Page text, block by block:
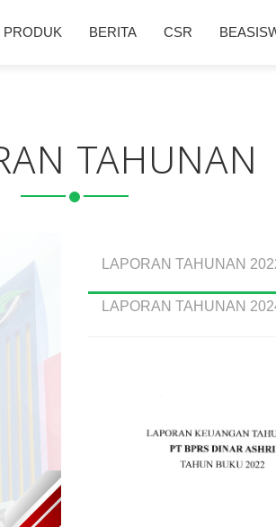
PRODUK BERITA CSR
TAHUNAN
LAPORAN TAHUNAN
LAPORAN TAHUNAN